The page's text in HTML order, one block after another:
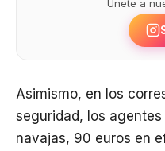
Únete a
Asimismo, en los
seguridad, los
navajas, 90 euros en